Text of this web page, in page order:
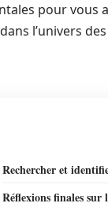
pour vous
l’univers
Rechercher et
Réflexions finales sur